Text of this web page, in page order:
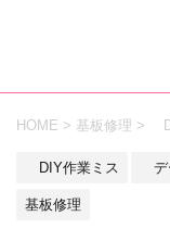
HOME > 基板修理 >
DIY作業ミス デ
基板修理